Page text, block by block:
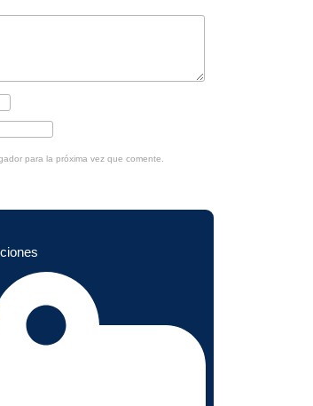
para la próxima vez que comente.